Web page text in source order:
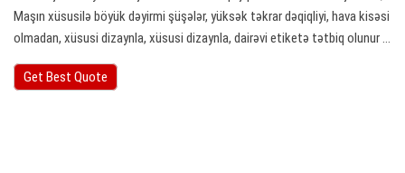
Maşın xüsusilə böyük dəyirmi şüşələr, yüksək təkrar dəqiqliyi, hava kisəsi
olmadan, xüsusi dizaynla, xüsusi dizaynla, dairəvi etiketə tətbiq olunur ...
Get Best Quote